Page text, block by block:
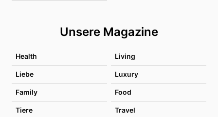
Unsere Magazine
Health Living
Liebe Luxury
Family Food
Tiere Travel